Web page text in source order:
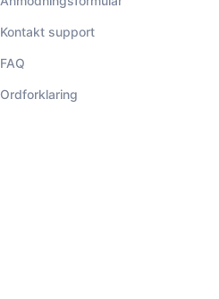
Kontakt support
FAQ
Ordforklaring